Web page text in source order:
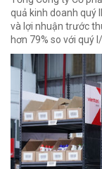
quả kinh doanh quý
và lợi nhuận trước
hơn 79% so với quý